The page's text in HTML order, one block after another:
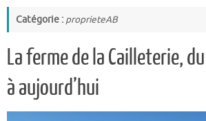
Catégorie : proprieteAB
La ferme de la Cailleterie,
à aujourd’hui